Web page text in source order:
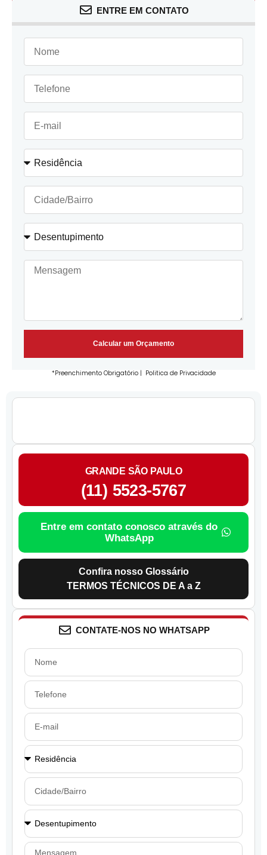
ENTRE EM CONTATO
Calcular um Orçamento
*Preenchimento Obrigatório | Politica de Privacidade
GRANDE SÃO PAULO
(11) 5523-5767
Entre em contato conosco através do
WhatsApp
Confira nosso Glossário
TERMOS TÉCNICOS DE A a Z
CONTATE-NOS NO WHATSAPP